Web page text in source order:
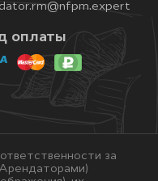
оплаты
за